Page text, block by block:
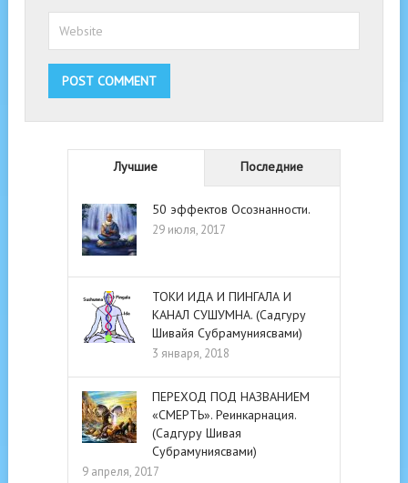
Лучшие Последние
50 эффектов Осознанности.
29 июля, 2017
ТОКИ ИДА И ПИНГАЛА И
КАНАЛ СУШУМНА. (Садгуру
Шивайя Субрамуниясвами)
3 января, 2018
ПЕРЕХОД ПОД НАЗВАНИЕМ
«СМЕРТЬ». Реинкарнация.
(Садгуру Шивая
Субрамуниясвами)
9 апреля, 2017